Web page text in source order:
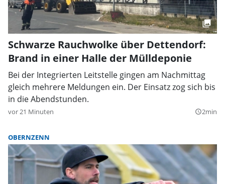
Schwarze Rauchwolke über Dettendorf:
Brand in einer Halle der Mülldeponie
Bei der Integrierten Leitstelle gingen am Nachmittag
gleich mehrere Meldungen ein. Der Einsatz zog sich bis
in die Abendstunden.
vor 21 Minuten query_builder2min
OBERNZENN